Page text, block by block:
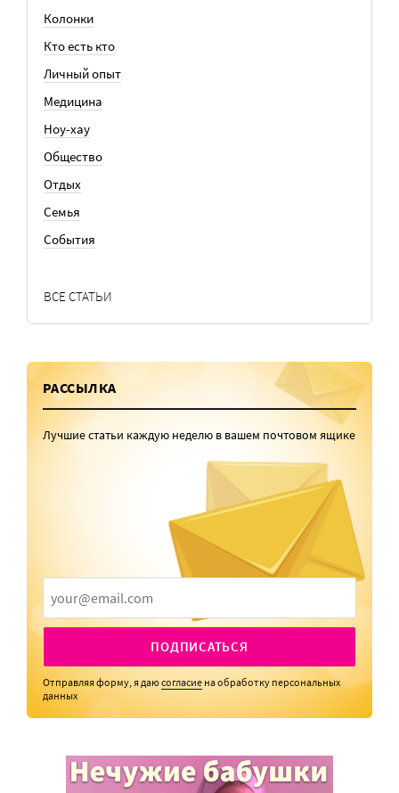
Колонки
Кто есть кто
Личный опыт
Медицина
Ноу-хау
Общество
Отдых
Семья
События
ВСЕ СТАТЬИ
РАССЫЛКА
Лучшие статьи каждую неделю в вашем почтовом ящике
ПОДПИСАТЬСЯ
Отправляя форму, я даюсогласие на обработку персональных
данных